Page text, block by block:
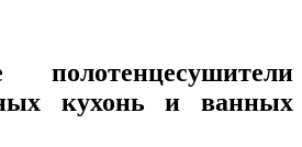
полотенцесушители
кухонь и ванных